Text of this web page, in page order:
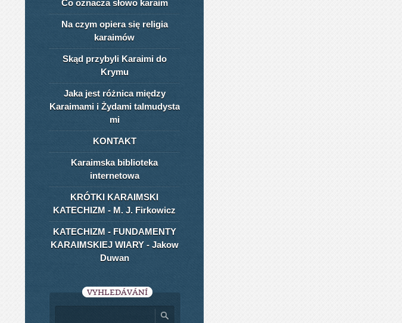
Co oznacza słowo karaim
Na czym opiera się religia
karaimów
Skąd przybyli Karaimi do
Krymu
Jaka jest różnica między
Karaimami i Żydami talmudysta​
mi
KONTAKT
Karaimska biblioteka
internetowa
KRÓTKI KARAIMSKI
KATECHIZM - M. J. Firkowicz
KATECHIZM - FUNDAMENTY
KARAIMSKIEJ WIARY - Jakow
Duwan
VYHLEDÁVÁNÍ